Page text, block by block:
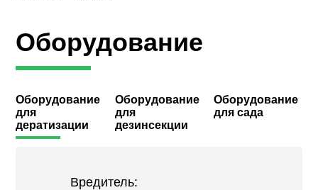
Оборудование
Оборудование
для
дератизации
Оборудование
для
дезинсекции
Оборудование
для сада
Вредитель: